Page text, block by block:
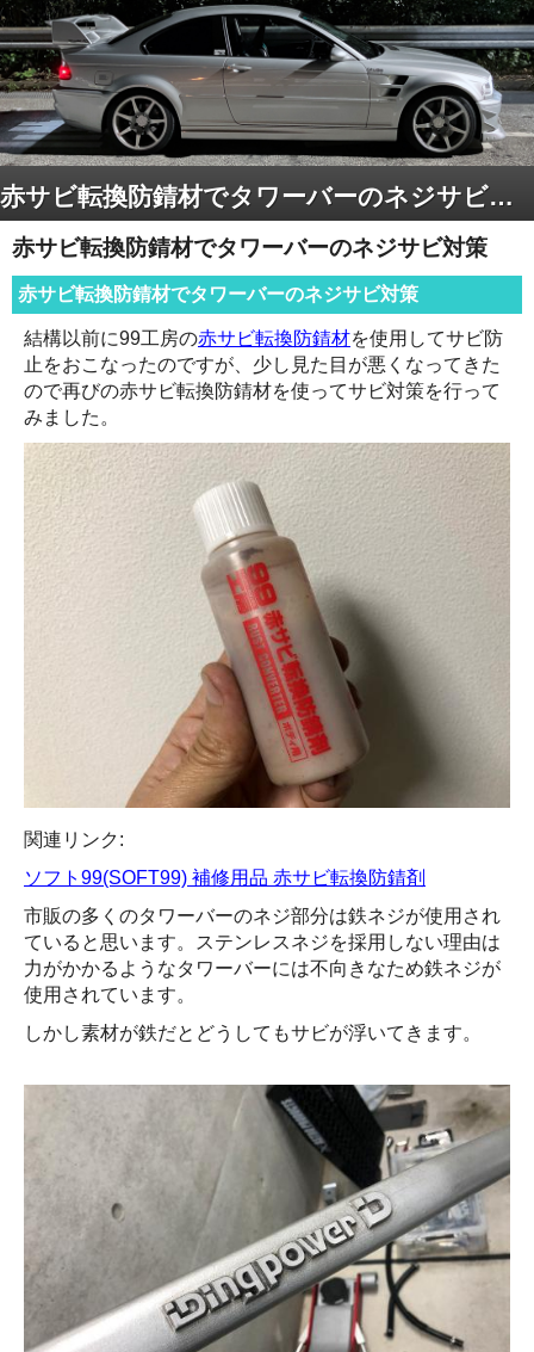
赤サビ転換防錆材でタワーバーのネジサビ対策
赤サビ転換防錆材でタワーバーのネジサビ対策
赤サビ転換防錆材でタワーバーのネジサビ対策
結構以前に99工房の赤サビ転換防錆材を使用してサビ防
止をおこなったのですが、少し見た目が悪くなってきた
ので再びの赤サビ転換防錆材を使ってサビ対策を行って
みました。
関連リンク:
ソフト99(SOFT99) 補修用品 赤サビ転換防錆剤
市販の多くのタワーバーのネジ部分は鉄ネジが使用され
ていると思います。ステンレスネジを採用しない理由は
力がかかるようなタワーバーには不向きなため鉄ネジが
使用されています。
しかし素材が鉄だとどうしてもサビが浮いてきます。